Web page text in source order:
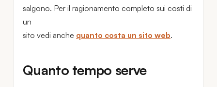
salgono. Per il ragionamento completo sui costi di
un
sito vedi anche quanto costa un sito web.
Quanto tempo serve